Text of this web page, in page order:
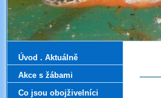
Úvod . Aktuálně
Akce s žábami
Co jsou obojživelníci